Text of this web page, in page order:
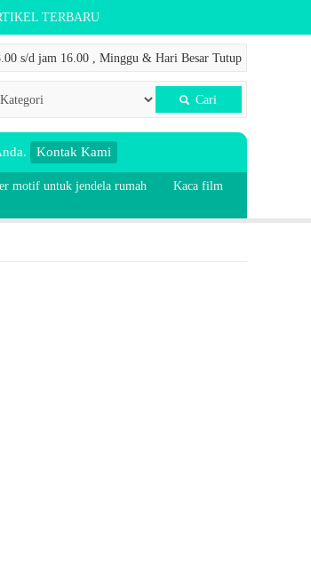
TERBARU
s/d jam 16.00 , Minggu & Hari Besar Tutup
Cari
Kontak Kami
motif untuk jendela rumah
Kaca film